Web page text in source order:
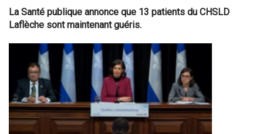
La Santé publique annonce que 13 patients du CHSLD
Laflèche sont maintenant guéris.